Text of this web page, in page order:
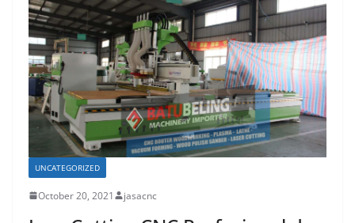
UNCATEGORIZED
October 20, 2021 jasacnc